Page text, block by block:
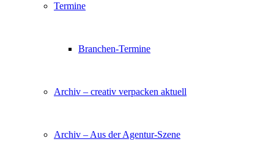
Termine
Branchen-Termine
Archiv – creativ verpacken aktuell
Archiv – Aus der Agentur-Szene